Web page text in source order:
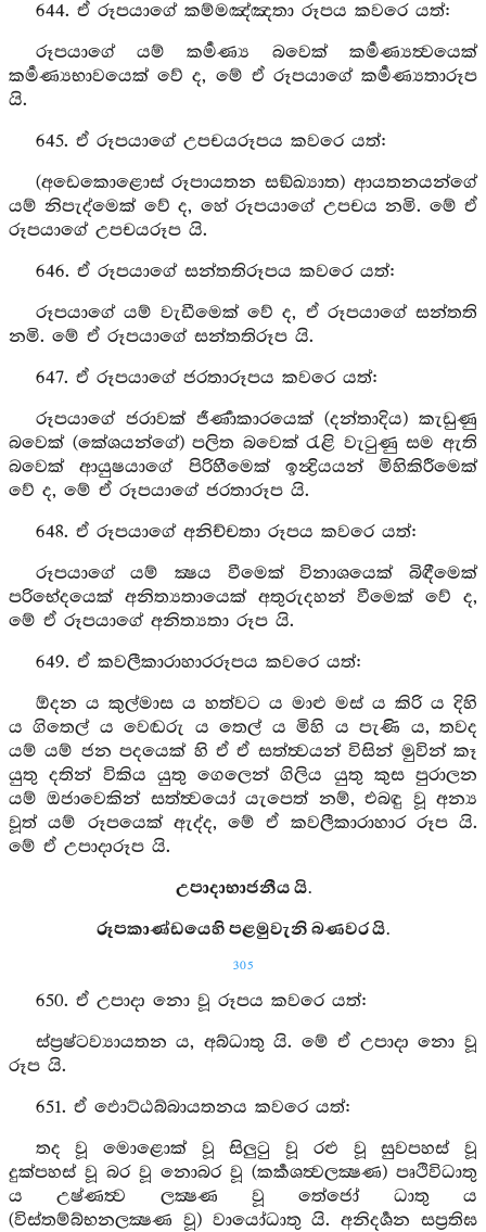
644. ඒ රූපයාගේ කම්මඤ්ඤතා රූපය කවරෙ යත්:
රූපයාගේ යම් කර්‍මණ්‍ය බවෙක් කර්‍මණ්‍යත්‍වයෙක්
කර්‍මණ්‍යභාවයෙක් වේ ද, මේ ඒ රූපයාගේ කර්‍මණ්‍යතාරූප
යි.
645. ඒ රූපයාගේ උපචයරූපය කවරෙ යත්:
(අඩෙකොළොස් රූපායතන සඞ්ඛ්‍යාත) ආයතනයන්ගේ
යම් නිපැද්මෙක් වේ ද, හේ රූපයාගේ උපචය නමි. මේ ඒ
රූපයාගේ උපචයරූප යි.
646. ඒ රූපයාගේ සන්තතිරූපය කවරෙ යත්:
රූපයාගේ යම් වැඩීමෙක් වේ ද, ඒ රූපයාගේ සන්තති
නමි. මේ ඒ රූපයාගේ සන්තතිරූප යි.
647. ඒ රූපයාගේ ජරතාරූපය කවරෙ යත්:
රූපයාගේ ජරාවක් ජීර්‍ණාකාරයෙක් (දන්තාදිය) කැඩුණු
බවෙක් (කේශයන්ගේ) පලිත බවෙක් රැළි වැටුණු සම ඇති
බවෙක් ආයුෂයාගේ පිරිහීමෙක් ඉන්‍ද්‍රියයන් මිහිකිරීමෙක්
වේ ද, මේ ඒ රූපයාගේ ජරතාරූප යි.
648. ඒ රූපයාගේ අනිච්චතා රූපය කවරෙ යත්:
රූපයාගේ යම් ක්‍ෂය වීමෙක් විනාශයෙක් බිඳීමෙක්
පරිභේදයෙක් අනිත්‍යතායෙක් අතුරුදහන් වීමෙක් වේ ද,
මේ ඒ රූපයාගේ අනිත්‍යතා රූප යි.
649. ඒ කවලීකාරාහාරරූපය කවරෙ යත්:
ඕදන ය කුල්මාස ය හත්වට ය මාළු මස් ය කිරි ය දිහි
ය ගිතෙල් ය වෙඬරු ය තෙල් ය මිහි ය පැණි ය, තවද
යම් යම් ජන පදයෙක් හි ඒ ඒ සත්ත්‍වයන් විසින් මුවින් කෑ
යුතු දතින් විකිය යුතු ගෙලෙන් ගිලිය යුතු කුස පුරාලන
යම් ඔජාවෙකින් සත්ත්‍වයෝ යැපෙත් නම්, එබඳු වූ අන්‍ය
වූත් යම් රූපයෙක් ඇද්ද, මේ ඒ කවලීකාරාහාර රූප යි.
මේ ඒ උපාදාරූප යි.
උපාදාභාජනීය යි.
රූපකාණ්ඩයෙහි පළමුවැනි බණවර යි.
305
650. ඒ උපාදා නො වූ රූපය කවරෙ යත්:
ස්ප්‍රෂ්ටව්‍යායතන ය, අබ්ධාතු යි. මේ ඒ උපාදා නො වූ
රූප යි.
651. ඒ ඵොට්ඨබ්බායතනය කවරෙ යත්:
තද වූ මොළොක් වූ සිලුටු වූ රළු වූ සුවපහස් වූ
දුක්පහස් වූ බර වූ නොබර වූ (කර්‍කශත්‍වලක්‍ෂණ) පෘථිවිධාතු
ය උෂ්ණත්‍ව ලක්‍ෂණ වූ තේජෝ ධාතු ය
(විස්තම්බ්භනලක්‍ෂණ වූ) වායෝධාතු යි. අනිදර්‍ශන සප්‍රතිඝ